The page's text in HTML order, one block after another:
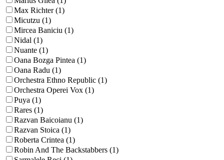
Max Richter (1)
Micutzu (1)
Mircea Baniciu (1)
Nidal (1)
Nuante (1)
Oana Bozga Pintea (1)
Oana Radu (1)
Orchestra Ethno Republic (1)
Orchestra Operei Vox (1)
Puya (1)
Rares (1)
Razvan Baicoianu (1)
Razvan Stoica (1)
Roberta Crintea (1)
Robin And The Backstabbers (1)